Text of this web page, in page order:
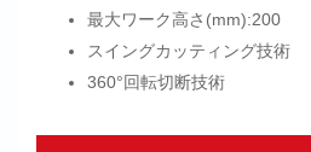
最大ワーク高さ(mm):200
スイングカッティング技術
360°回転切断技術